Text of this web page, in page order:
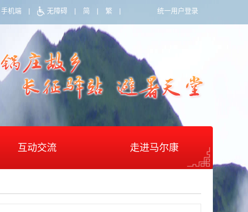
手机端 | 无障碍 | 简 | 繁 | 统一用户登录
互动交流 走进马尔康